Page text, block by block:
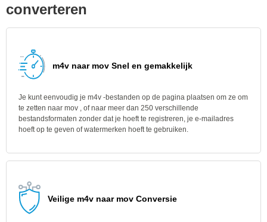
converteren
m4v naar mov Snel en gemakkelijk
Je kunt eenvoudig je m4v -bestanden op de pagina plaatsen om ze om
te zetten naar mov , of naar meer dan 250 verschillende
bestandsformaten zonder dat je hoeft te registreren, je e-mailadres
hoeft op te geven of watermerken hoeft te gebruiken.
Veilige m4v naar mov Conversie